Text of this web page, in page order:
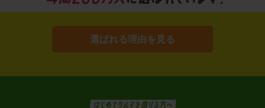
選ばれる理由を見る